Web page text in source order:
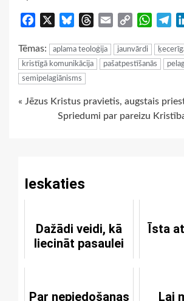
Facebook BlueskyThreads
Email
Copy
Tēmas: aplama teoloģija jaunvārdi
kristīgā komunikācija
pašatpestīšanās
semipelagiānisms
Continue
« Jēzus Kristus pravietis, augstais
Spriedumi par pareizu
Ieskaties
Dažādi veidi, kā
liecināt pasaulei
Īsta
Par nepiedošanas Lai